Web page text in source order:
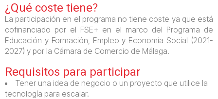
¿Qué coste tiene?
La participación en el programa no tiene coste ya que está
cofinanciado por el FSE+ en el marco del Programa de
Educación y Formación, Empleo y Economía Social (2021-
2027) y por la Cámara de Comercio de Málaga.
Requisitos para participar
Tener una idea de negocio o un proyecto que utilice la
tecnología para escalar.